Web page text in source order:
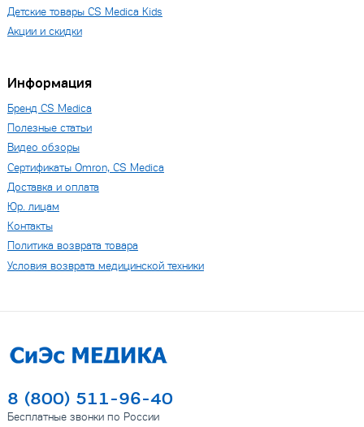
Детские товары CS Medica Kids
Акции и скидки
Информация
Бренд CS Medica
Полезные статьи
Видео обзоры
Сертификаты Omron, CS Medica
Доставка и оплата
Юр. лицам
Контакты
Политика возврата товара
Условия возврата медицинской техники
8 (800) 511-96-40
Бесплатные звонки по России